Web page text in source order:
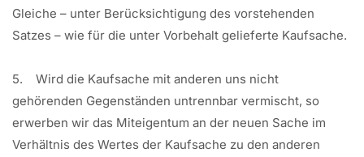
Gleiche – unter Berücksichtigung des vorstehenden
Satzes – wie für die unter Vorbehalt gelieferte Kaufsache.
5. Wird die Kaufsache mit anderen uns nicht
gehörenden Gegenständen untrennbar vermischt, so
erwerben wir das Miteigentum an der neuen Sache im
Verhältnis des Wertes der Kaufsache zu den anderen